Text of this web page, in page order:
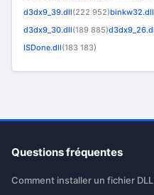
d3dx9_39.dll(222 952)binkw32.dll
d3dx9_30.dll(189 885)
ISDone.dll(183 183)
Questions fréquentes
Comment installer un fichier